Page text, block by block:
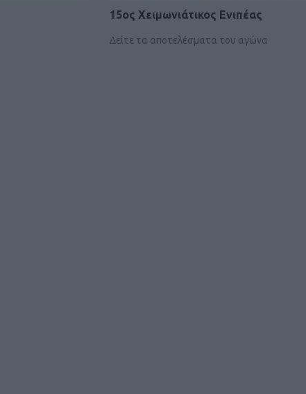
15ος Χειμωνιάτικος Ενιπέας
Δείτε τα αποτελέσματα του αγώνα